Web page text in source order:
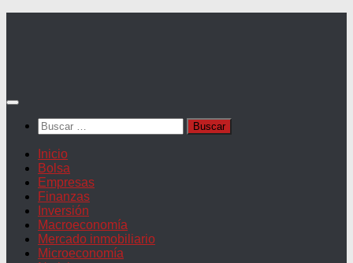
Buscar:
Inicio
Bolsa
Empresas
Finanzas
Inversión
Macroeconomía
Mercado inmobiliario
Microeconomía